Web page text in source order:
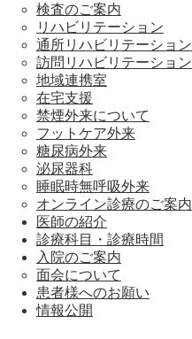
検査のご案内
リハビリテーション
通所リハビリテーション
訪問リハビリテーション
地域連携室
在宅支援
禁煙外来について
フットケア外来
糖尿病外来
泌尿器科
睡眠時無呼吸外来
オンライン診療のご案内
医師の紹介
診療科目・診療時間
入院のご案内
面会について
患者様へのお願い
情報公開